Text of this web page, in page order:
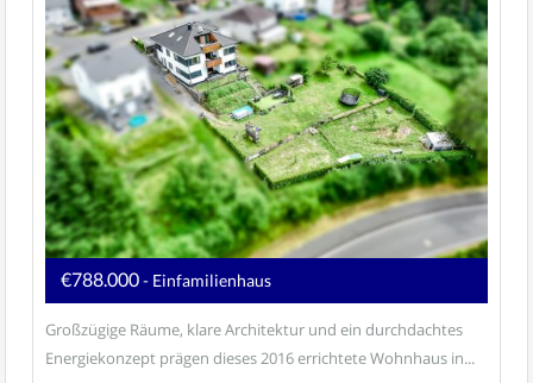
€788.000- Einfamilienhaus
Großzügige Räume, klare Architektur und ein durchdachtes
Energiekonzept prägen dieses 2016 errichtete Wohnhaus in...